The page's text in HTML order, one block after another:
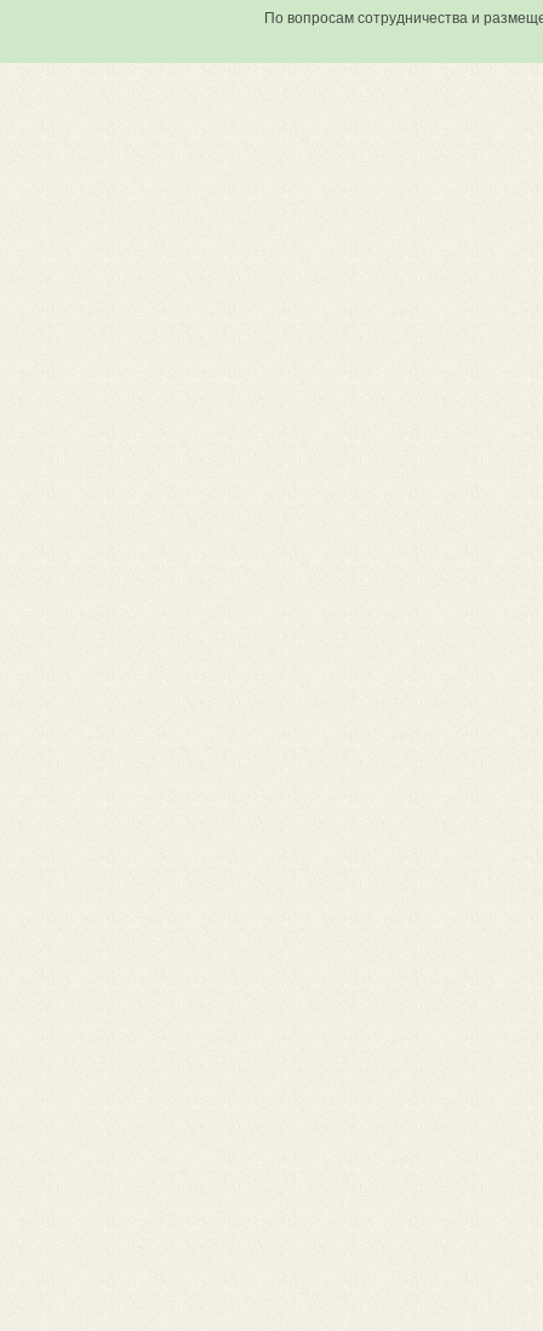
По вопросам сотрудничества и